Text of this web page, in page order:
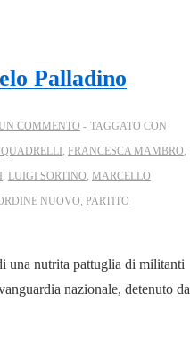
Palladino
COMMENTO
TAGGATO CON
FRANCESCA MAMBRO
LUIGI SORTINO MARCELLO
NUOVO PARTITO
una nutrita pattuglia di militanti
nazionale, detenuto da